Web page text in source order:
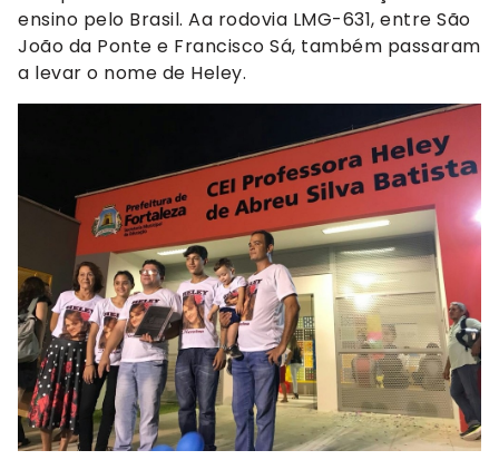
ensino pelo Brasil. Aa rodovia LMG-631, entre São
João da Ponte e Francisco Sá, também passaram
a levar o nome de Heley.